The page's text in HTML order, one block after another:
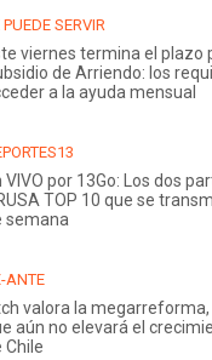
PUEDE SERVIR
viernes termina el plazo
de Arriendo: los
a la ayuda mensual
VIVO por 13Go: Los dos
TOP 10 que se
semana
ANTE
valora la
aún no elevará el
Chile